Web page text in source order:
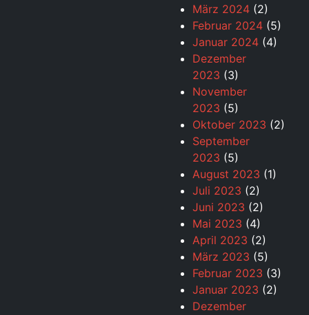
März 2024 (2)
Februar 2024 (5)
Januar 2024 (4)
Dezember
2023 (3)
November
2023 (5)
Oktober 2023 (2)
September
2023 (5)
August 2023 (1)
Juli 2023 (2)
Juni 2023 (2)
Mai 2023 (4)
April 2023 (2)
März 2023 (5)
Februar 2023 (3)
Januar 2023 (2)
Dezember